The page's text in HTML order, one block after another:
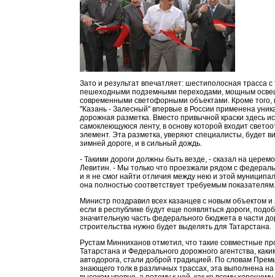
Зато и результат впечатляет: шестиполосная трасса
пешеходными подземными переходами, мощным
современными светофорными объектами. Кроме того,
"Казань - Залесный" впервые в России применена
дорожная разметка. Вместо привычной краски здесь
самоклеющуюся ленту, в основу которой входит
элемент. Эта разметка, уверяют специалисты, будет
зимней дороге, и в сильный дождь.
- Такими дороги должны быть везде, - сказал на
Левитин. - Мы только что проезжали рядом с
и я не смог найти отличия между нею и этой
она полностью соответствует требуемым показателям.
Министр поздравил всех казанцев с новым объектом и
если в республике будут еще появляться дороги,
значительную часть федерального бюджета в части
строительства нужно будет выделять для Татарстана.
Рустам Минниханов отметил, что такие совместные
Татарстана и Федерального дорожного агентства,
автодорога, стали доброй традицией. По словам
знающего толк в различных трассах, эта выполнена на